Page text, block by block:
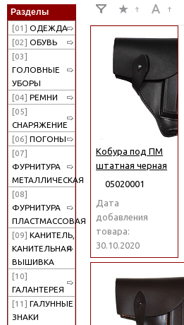
Разделы
[01] ОДЕЖДА
[02] ОБУВЬ
[03]
ГОЛОВНЫЕ
УБОРЫ
[04] РЕМНИ
[05]
СНАРЯЖЕНИЕ
[06] ПОГОНЫ
[07]
ФУРНИТУРА
МЕТАЛЛИЧЕСКАЯ
[08]
ФУРНИТУРА
ПЛАСТМАССОВАЯ
[09] КАНИТЕЛЬ,
КАНИТЕЛЬНАЯ
ВЫШИВКА
[10]
ГАЛАНТЕРЕЯ
[11] ГАЛУННЫЕ
ЗНАКИ
Кобура под ПМ
штатная черная
05020001
Дата
добавления
товара:
30.10.2020